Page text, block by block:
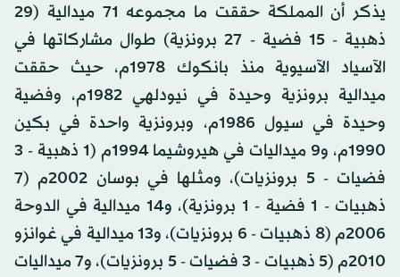
يذكر أن المملكة حققت ما مجموعه 71 ميدالية (29
ذهبية - 15 فضية - 27 برونزية) طوال مشاركاتها في
الآسياد الآسيوية منذ بانكوك 1978م، حيث حققت
ميدالية برونزية وحيدة في نيودلهي 1982م، وفضية
وحيدة في سيول 1986م، وبرونزية واحدة في بكين
1990م، و9 ميداليات في هيروشيما 1994م (1 ذهبية - 3
فضيات - 5 برونزيات)، ومثلها في بوسان 2002م (7
ذهبيات - 1 فضية - 1 برونزية)، و14 ميدالية في الدوحة
2006م (8 ذهبيات - 6 برونزيات)، و13 ميدالية في غوانزو
2010م (5 ذهبيات - 3 فضيات - 5 برونزيات)، و7 ميداليات